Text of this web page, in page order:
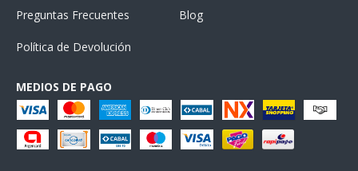
Preguntas Frecuentes Blog
Política de Devolución
MEDIOS DE PAGO